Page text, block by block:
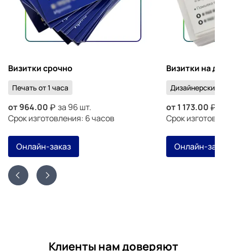
Визитки срочно
Печать от 1 часа
от964.00
за 96 шт.
Срок изготовления: 6 часов
Онлайн-заказ
Визитки на
Дизайнерский
от 1 173.00
Срок
Онлайн-
Клиенты нам доверяют